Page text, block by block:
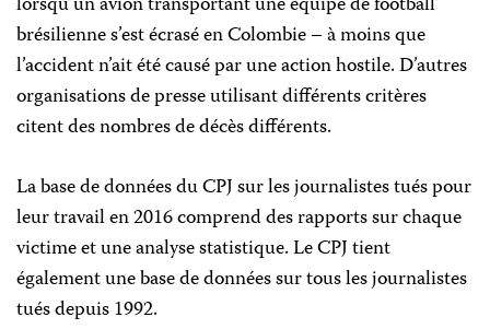
brésilienne s’est écrasé en Colombie – à moins que
l’accident n’ait été causé par une action hostile. D’autres
organisations de presse utilisant différents critères
citent des nombres de décès différents.
La base de données du CPJ sur les journalistes tués pour
leur travail en 2016 comprend des rapports sur chaque
victime et une analyse statistique. Le CPJ tient
également une base de données sur tous les journalistes
tués depuis 1992.